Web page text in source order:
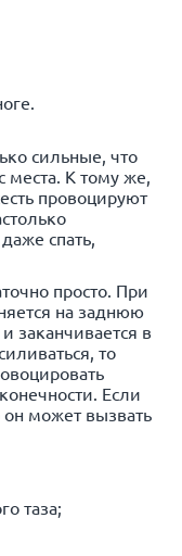
сильные, что
К тому же,
провоцируют
спать,
просто. При
на заднюю
заканчивается в
то
Если
может вызвать
таза;